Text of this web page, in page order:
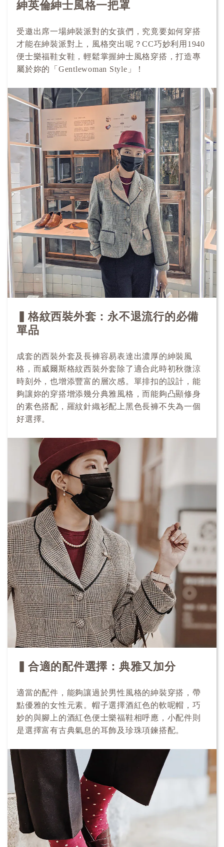
紳英倫紳士風格一把罩
受邀出席一場紳裝派對的女孩們，究竟要如何穿搭
才能在紳裝派對上，風格突出呢？CC巧妙利用1940
便士樂福鞋女鞋，輕鬆掌握紳士風格穿搭，打造專
屬於妳的「Gentlewoman Style」！
▍格紋西裝外套：永不退流行的必備
單品
成套的西裝外套及長褲容易表達出濃厚的紳裝風
格，而威爾斯格紋西裝外套除了適合此時初秋微涼
時刻外，也增添豐富的層次感。單排扣的設計，能
夠讓妳的穿搭增添幾分典雅風格，而能夠凸顯修身
的素色搭配，羅紋針織衫配上黑色長褲不失為一個
好選擇。
▍合適的配件選擇：典雅又加分
適當的配件，能夠讓過於男性風格的紳裝穿搭，帶
點優雅的女性元素。帽子選擇酒紅色的軟呢帽，巧
妙的與腳上的酒紅色便士樂福鞋相呼應，小配件則
是選擇富有古典氣息的耳飾及珍珠項鍊搭配。